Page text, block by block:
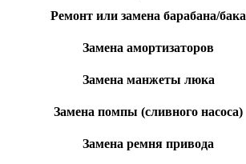
Ремонт или замена барабана/бака
Замена амортизаторов
Замена манжеты люка
Замена помпы (сливного насоса)
Замена ремня привода